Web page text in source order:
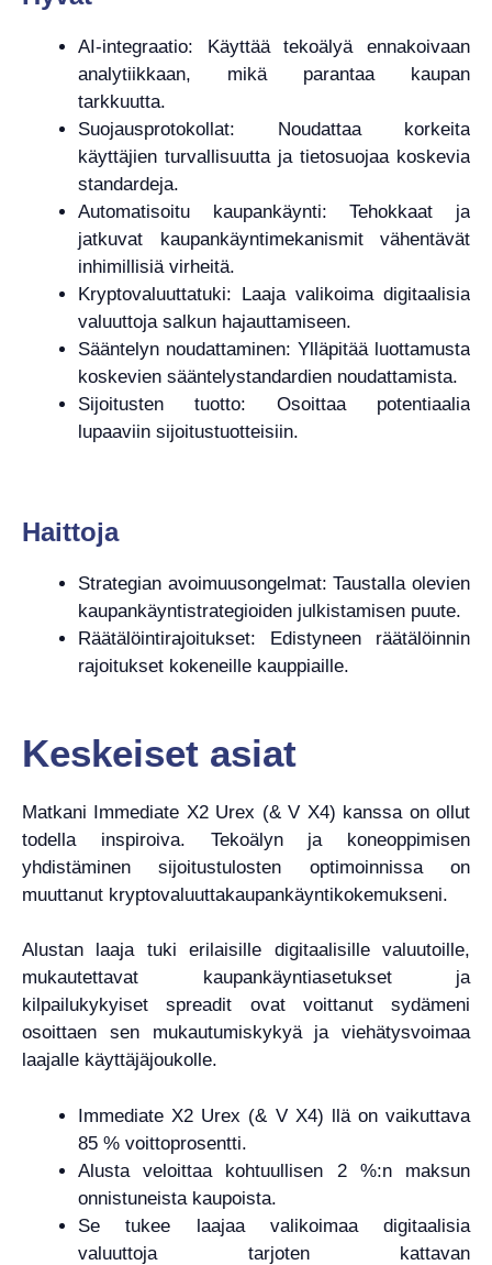
AI-integraatio: Käyttää tekoälyä ennakoivaan
analytiikkaan, mikä parantaa kaupan
tarkkuutta.
Suojausprotokollat: Noudattaa korkeita
käyttäjien turvallisuutta ja tietosuojaa koskevia
standardeja.
Automatisoitu kaupankäynti: Tehokkaat ja
jatkuvat kaupankäyntimekanismit vähentävät
inhimillisiä virheitä.
Kryptovaluuttatuki: Laaja valikoima digitaalisia
valuuttoja salkun hajauttamiseen.
Sääntelyn noudattaminen: Ylläpitää luottamusta
koskevien sääntelystandardien noudattamista.
Sijoitusten tuotto: Osoittaa potentiaalia
lupaaviin sijoitustuotteisiin.
Haittoja
Strategian avoimuusongelmat: Taustalla olevien
kaupankäyntistrategioiden julkistamisen puute.
Räätälöintirajoitukset: Edistyneen räätälöinnin
rajoitukset kokeneille kauppiaille.
Keskeiset asiat
Matkani Immediate X2 Urex (& V X4) kanssa on ollut
todella inspiroiva. Tekoälyn ja koneoppimisen
yhdistäminen sijoitustulosten optimoinnissa on
muuttanut kryptovaluuttakaupankäyntikokemukseni.
Alustan laaja tuki erilaisille digitaalisille valuutoille,
mukautettavat kaupankäyntiasetukset ja
kilpailukykyiset spreadit ovat voittanut sydämeni
osoittaen sen mukautumiskykyä ja viehätysvoimaa
laajalle käyttäjäjoukolle.
Immediate X2 Urex (& V X4) llä on vaikuttava
85 % voittoprosentti.
Alusta veloittaa kohtuullisen 2 %:n maksun
onnistuneista kaupoista.
Se tukee laajaa valikoimaa digitaalisia
valuuttoja tarjoten kattavan